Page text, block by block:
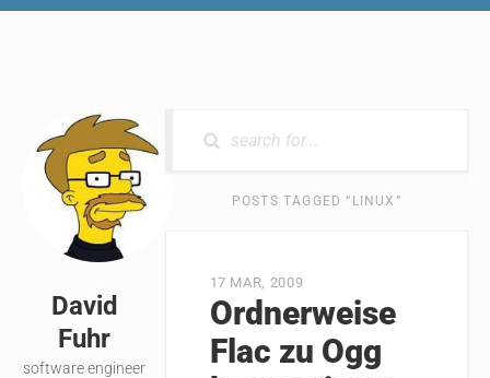
David
Fuhr
software engineer
0 RESULTS
POSTS TAGGED “LINUX”
17 MAR, 2009
Ordnerweise
Flac zu Ogg